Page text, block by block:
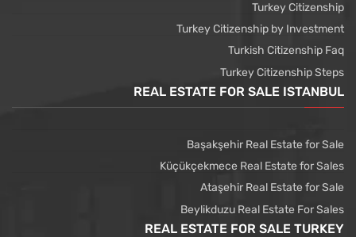
Turkey Citizenship
Turkey Citizenship by Investment
Turkish Citizenship Faq
Turkey Citizenship Steps
REAL ESTATE FOR SALE ISTANBUL
Başakşehir Real Estate for Sale
Küçükçekmece Real Estate for Sales
Ataşehir Real Estate for Sale
Beylikduzu Real Estate For Sales
REAL ESTATE FOR SALE TURKEY